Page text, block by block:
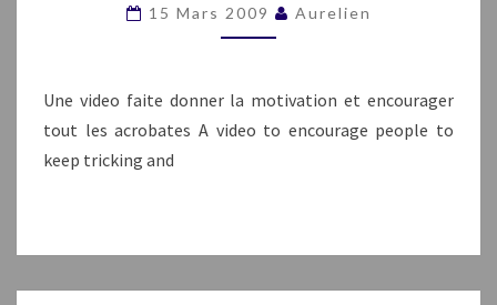
LA
RAGE
15 Mars 2009 Aurelien
Une video faite donner la motivation et encourager
tout les acrobates A video to encourage people to
keep tricking and